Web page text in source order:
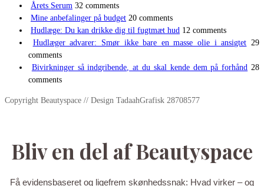
Årets Serum 32 comments
Mine anbefalinger på budget 20 comments
Hudlæge: Du kan drikke dig til fugtmæt hud 12 comments
Hudlæger advarer: Smør ikke bare en masse olie i ansigtet 29
comments
Bivirkninger så indgribende, at du skal kende dem på forhånd 28
comments
Copyright Beautyspace // Design TadaahGrafisk 28708577
Bliv en del af Beautyspace
Få evidensbaseret og ligefrem skønhedssnak: Hvad virker – og